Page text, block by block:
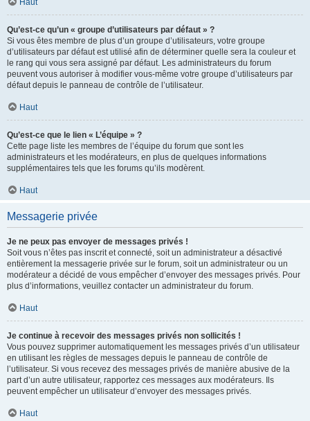
Haut
Qu’est-ce qu’un « groupe d’utilisateurs par défaut » ?
Si vous êtes membre de plus d’un groupe d’utilisateurs, votre groupe
d’utilisateurs par défaut est utilisé afin de déterminer quelle sera la couleur et
le rang qui vous sera assigné par défaut. Les administrateurs du forum
peuvent vous autoriser à modifier vous-même votre groupe d’utilisateurs par
défaut depuis le panneau de contrôle de l’utilisateur.
Haut
Qu’est-ce que le lien « L’équipe » ?
Cette page liste les membres de l’équipe du forum que sont les
administrateurs et les modérateurs, en plus de quelques informations
supplémentaires tels que les forums qu’ils modèrent.
Haut
Messagerie privée
Je ne peux pas envoyer de messages privés !
Soit vous n’êtes pas inscrit et connecté, soit un administrateur a désactivé
entièrement la messagerie privée sur le forum, soit un administrateur ou un
modérateur a décidé de vous empêcher d’envoyer des messages privés. Pour
plus d’informations, veuillez contacter un administrateur du forum.
Haut
Je continue à recevoir des messages privés non sollicités !
Vous pouvez supprimer automatiquement les messages privés d’un utilisateur
en utilisant les règles de messages depuis le panneau de contrôle de
l’utilisateur. Si vous recevez des messages privés de manière abusive de la
part d’un autre utilisateur, rapportez ces messages aux modérateurs. Ils
peuvent empêcher un utilisateur d’envoyer des messages privés.
Haut